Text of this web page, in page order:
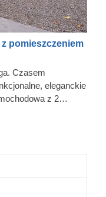
z pomieszczeniem
Czasem
eleganckie
z 2
elementem
drewna
rosnących,
zapewniają
do
świetnie